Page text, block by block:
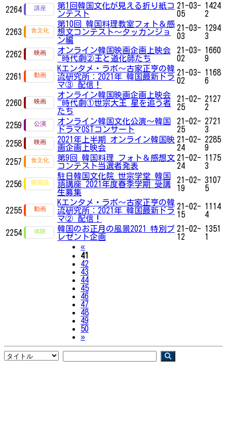
2264
第1回韓国文化が見える折り紙コ
ンテスト
21-03-
05
1424
2
2263
第10回 韓国料理教室フォト＆感
想文コンテスト～タッカンジョ
ン編
21-03-
03
1294
3
2262
オンライン韓国映画企画上映会
~時代劇②王と道化師たち
21-03-
02
1660
9
2261
Kエンタメ・ラボ～古家正亨の韓
流研究所：2021年 韓国最新ドラ
マ③ 配信！
21-03-
02
1168
6
2260
オンライン韓国映画企画上映会
~時代劇①世宗大王 星を追う者
たち
21-02-
25
2127
2
2259
オンライン韓国文化公演〜韓国
ドラマOSTコンサート
21-02-
25
2721
3
2258
2021年上半期 オンライン韓国映
画企画上映会
21-02-
24
2285
9
2257
第9回 韓国料理 フォト＆感想文
コンテスト当選者発表
21-02-
24
1175
3
2256
駐日韓国文化院 世宗学堂 韓国
語講座 2021年度春季学期 受講
生募集
21-02-
19
3107
5
2255
Kエンタメ・ラボ～古家正亨の韓
流研究所：2021年 韓国最新ドラ
マ② 配信！
21-02-
15
1114
4
2254
韓国のお正月の風景2021 特別プ
レゼント企画
21-02-
12
1351
1
«Previous
41
42
43
44
45
46
47
48
49
50
»Next